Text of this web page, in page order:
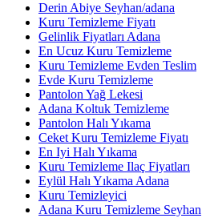
Derin Abiye Seyhan/adana
Kuru Temizleme Fiyatı
Gelinlik Fiyatları Adana
En Ucuz Kuru Temizleme
Kuru Temizleme Evden Teslim
Evde Kuru Temizleme
Pantolon Yağ Lekesi
Adana Koltuk Temizleme
Pantolon Halı Yıkama
Ceket Kuru Temizleme Fiyatı
En Iyi Halı Yıkama
Kuru Temizleme Ilaç Fiyatları
Eylül Halı Yıkama Adana
Kuru Temizleyici
Adana Kuru Temizleme Seyhan